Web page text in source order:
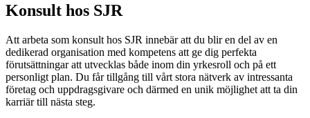
Konsult hos SJR
Att arbeta som konsult hos SJR innebär att du blir en del av en
dedikerad organisation med kompetens att ge dig perfekta
förutsättningar att utvecklas både inom din yrkesroll och på ett
personligt plan. Du får tillgång till vårt stora nätverk av intressanta
företag och uppdragsgivare och därmed en unik möjlighet att ta din
karriär till nästa steg.